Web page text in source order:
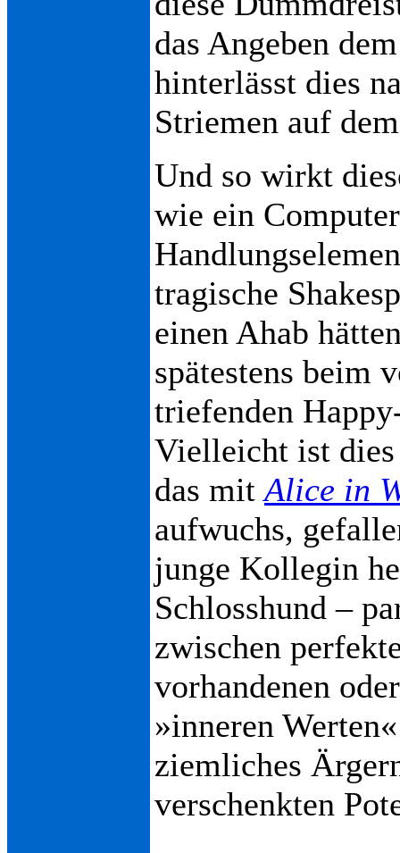
das Angeben
hinterlässt dies
Striemen auf
Und so wirkt
wie ein
tragische
einen Ahab
spätestens beim
triefenden
Vielleicht ist
das mitAlice in
aufwuchs,
junge Kollegin
Schlosshund –
zwischen
vorhandenen
»inneren
ziemliches
verschenkten